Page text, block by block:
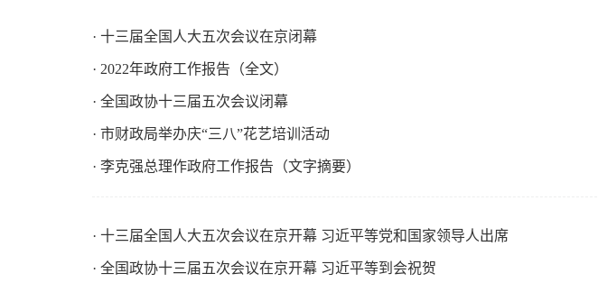
· 十三届全国人大五次会议在京闭幕
· 2022年政府工作报告（全文）
· 全国政协十三届五次会议闭幕
· 市财政局举办庆“三八”花艺培训活动
· 李克强总理作政府工作报告（文字摘要）
· 十三届全国人大五次会议在京开幕 习近平等党和国家领导人出席
· 全国政协十三届五次会议在京开幕 习近平等到会祝贺